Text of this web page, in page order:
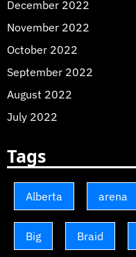
December 2022
November 2022
October 2022
September 2022
August 2022
July 2022
Tags
Alberta arena
Big Braid